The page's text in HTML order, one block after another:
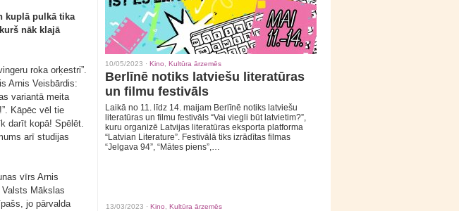
kuplā pulkā tika
nāk klajā
roka orķestri”.
Arnis Veisbārdis:
variantā meita
Kāpēc vēl tie
darīt kopā! Spēlēt.
arī studijas
vīrs Arnis
Mākslas
jo pārvalda
10/05/2023 · Kino Kultūra ārzemēs
Berlīnē notiks latviešu literatūras
un filmu festivāls
Laikā no 11. līdz 14. maijam Berlīnē notiks latviešu
literatūras un filmu festivāls “Vai viegli būt latvietim?”,
kuru organizē Latvijas literatūras eksporta platforma
“Latvian Literature”. Festivālā tiks izrādītas filmas
“Jelgava 94”, “Mātes piens”,…
13/03/2023 · Kino Kultūra ārzemēs